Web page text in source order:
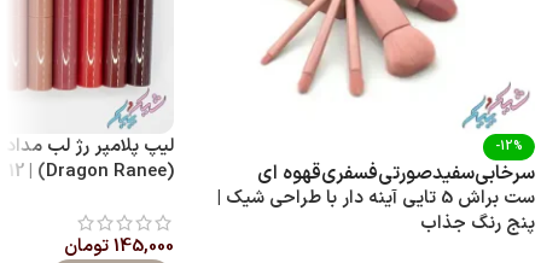
-12%
سرخابیسفیدصورتیفسفریقهوه ای
ست براش 5 تایی آینه‌ دار با طراحی شیک |
پنج رنگ جذاب
لیپ پلامپر رژ لب
(Dragon Ranee) | 12 رنگ با پیگمنت بالا
145,000تومان